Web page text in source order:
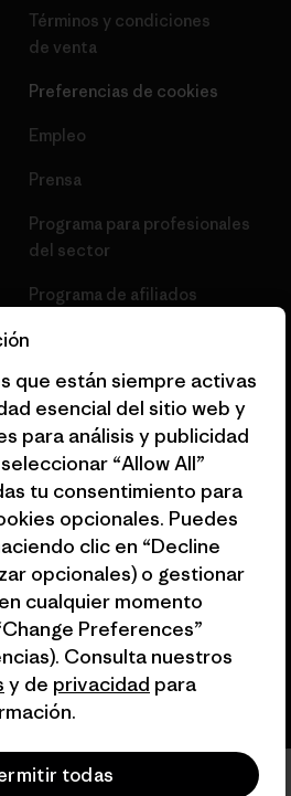
Términos y condiciones
de venta
Preferencias de cookies
Empleo
Prensa
Programa para profesionales
del sector
Programa de afiliados
Mapa del sitio Patagonia
los derechos reservados.
que están siempre activas
esencial del sitio web y
para análisis y publicidad
“Allow All”
tu consentimiento para
opcionales. Puedes
clic en “Decline
opcionales) o gestionar
cualquier momento
Preferences”
Consulta nuestros
y de privacidad para
todas